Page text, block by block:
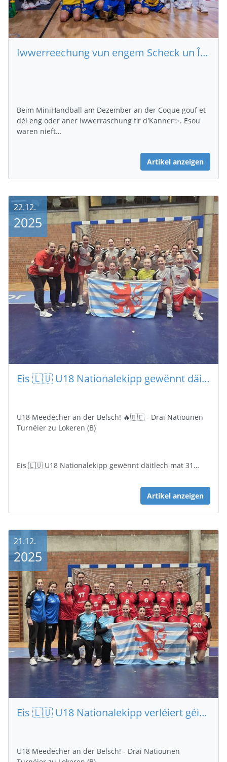
Iwwerreechung vun engem Scheck un Île aux Clowns 🤡
Beim MiniHandball am Dezember an der Coque gouf et
déi eng oder aner Iwwerraschung fir d'Kanner✨. Esou
waren nieft…
Artikel anzeigen
Eis 🇱🇺 U18 Nationalekipp gewënnt däitlech mat 31 - 22 géint 🇬🇧 Groussbritannien
U18 Meedecher an der Belsch! 🔥🇧🇪 - Dräi Natiounen
Turnéier zu Lokeren (B)
Eis 🇱🇺 U18 Nationalekipp gewënnt däitlech mat 31…
Artikel anzeigen
22.12.
2025
Eis 🇱🇺 U18 Nationalekipp verléiert géint d'Belsch 🇧🇪
U18 Meedecher an der Belsch! - Dräi Natiounen
21.12.
2025